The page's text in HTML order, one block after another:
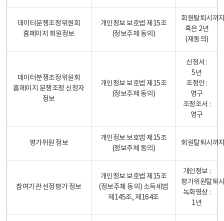
데이터분쟁조정위원회
홈페이지 회원정보
개인정보 보호법 제15조
(정보주체 동의)
회원탈퇴시까
혹은 2년
(재동의)
데이터분쟁조정위원회
홈페이지 분쟁조정 신청자
정보
개인정보 보호법 제15조
(정보주체 동의)
신청서 :
5년
조정안 :
영구
조정조서 :
영구
평가위원 정보
개인정보 보호법 제15조
(정보주체 동의)
회원탈퇴시까
참여기관 선정평가 정보
개인정보 보호법 제15조
(정보주체 동의) 소득세법
제145조, 제164조
개인정보 :
평가위원탈퇴
녹화영상 :
1년